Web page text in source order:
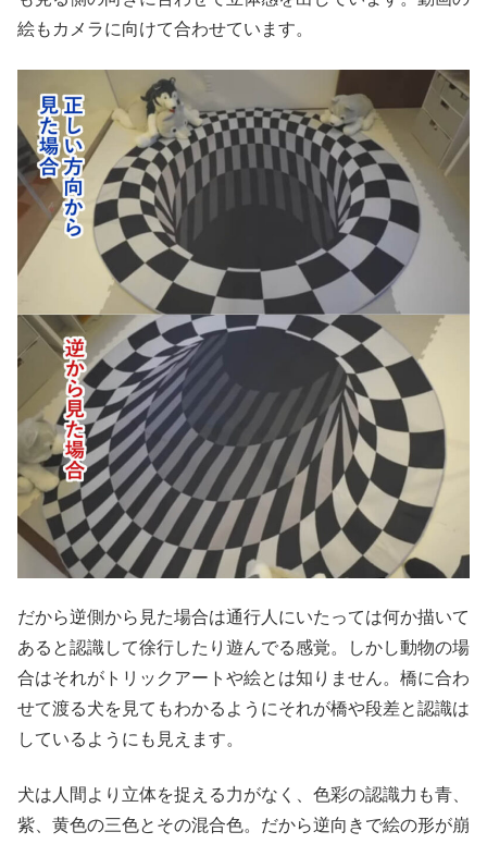
絵もカメラに向けて合わせています。
だから逆側から見た場合は通行人にいたっては何か描いて
あると認識して徐行したり遊んでる感覚。しかし動物の場
合はそれがトリックアートや絵とは知りません。橋に合わ
せて渡る犬を見てもわかるようにそれが橋や段差と認識は
しているようにも見えます。
犬は人間より立体を捉える力がなく、色彩の認識力も青、
紫、黄色の三色とその混合色。だから逆向きで絵の形が崩